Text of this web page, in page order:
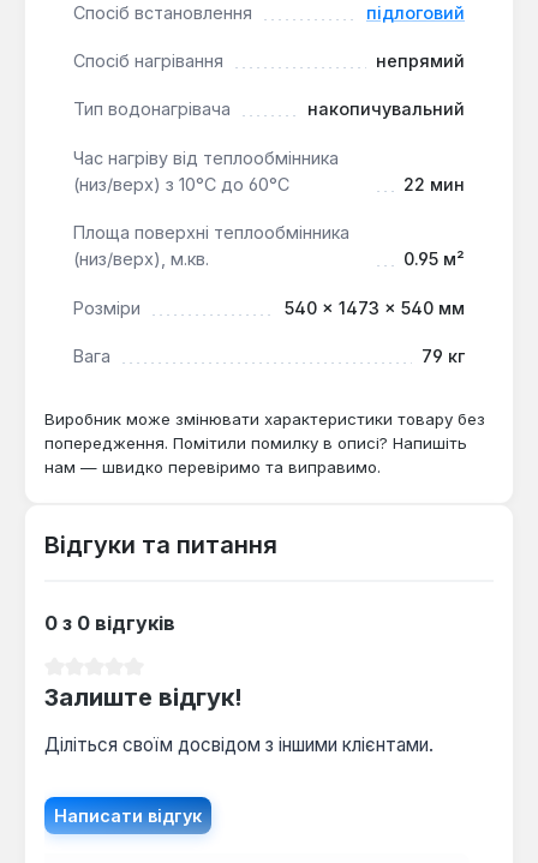
Водонагрівач Reflex Stora AB 200/1 C w є
універсальним рішенням для систем гарячого
будинках, так і в будівлях промислового чи
встановлення та високі технічні характеристики
роблять його придатним для об'єктів, де потрібен
значний об'єм гарячої води та надійність
німецького виробництва.
Спосіб встановлення підлоговий
Спосіб нагрівання непрямий
Тип водонагрівача накопичувальний
Час нагріву від теплообмінника
(низ/верх) з 10°С до 60°С
22 мин
Площа поверхні теплообмінника
(низ/верх), м.кв.
0.95 м²
Розміри 540 × 1473 × 540 мм
Вага 79 кг
Виробник може змінювати характеристики товару без
попередження. Помітили помилку в описі? Напишіть
нам — швидко перевіримо та виправимо.
Відгуки та питання
0 з 0 відгуків
Залиште відгук!
Діліться своїм досвідом з іншими клієнтами.
Написати відгук